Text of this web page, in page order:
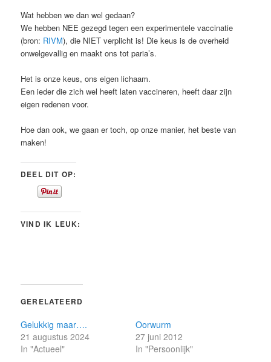
Wat hebben we dan wel gedaan?
We hebben NEE gezegd tegen een experimentele vaccinatie
(bron: RIVM), die NIET verplicht is! Die keus is de overheid
onwelgevallig en maakt ons tot paria’s.
Het is onze keus, ons eigen lichaam.
Een ieder die zich wel heeft laten vaccineren, heeft daar zijn
eigen redenen voor.
Hoe dan ook, we gaan er toch, op onze manier, het beste van
maken!
DEEL DIT OP:
VIND IK LEUK:
GERELATEERD
Gelukkig maar….
21 augustus 2024
In "Actueel"
Oorwurm
27 juni 2012
In "Persoonlijk"